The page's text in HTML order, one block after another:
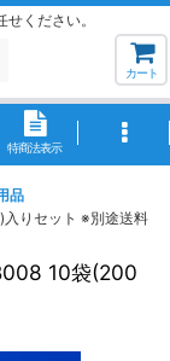
ください。
カート
特商法表示
品
りセット ※別途送料
10袋(200